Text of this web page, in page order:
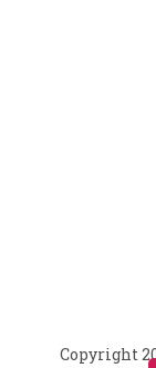
Copyright